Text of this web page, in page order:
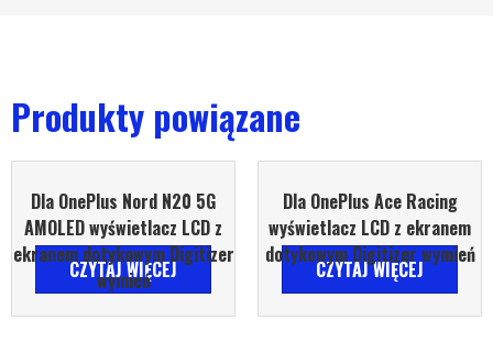
Produkty powiązane
Dla OnePlus Nord N20 5G
AMOLED wyświetlacz LCD z
ekranem dotykowym Digitizer
wymień
CZYTAJ WIĘCEJ
Dla OnePlus Ace Racing
wyświetlacz LCD z ekranem
dotykowym Digitizer wymień
CZYTAJ WIĘCEJ